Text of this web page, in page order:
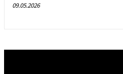
09.05.2026